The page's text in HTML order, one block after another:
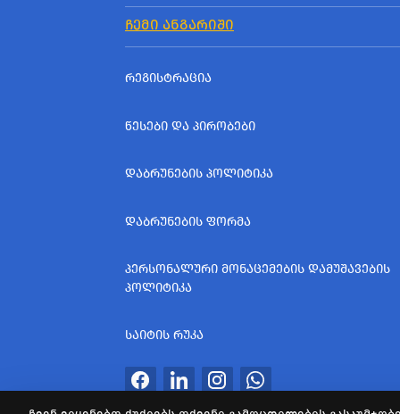
ᲩᲔᲛᲘ ᲐᲜᲒᲐᲠᲘᲨᲘ
ᲠᲔᲒᲘᲡᲢᲠᲐᲪᲘᲐ
ᲬᲔᲡᲔᲑᲘ ᲓᲐ ᲞᲘᲠᲝᲑᲔᲑᲘ
ᲓᲐᲑᲠᲣᲜᲔᲑᲘᲡ ᲞᲝᲚᲘᲢᲘᲙᲐ
ᲓᲐᲑᲠᲣᲜᲔᲑᲘᲡ ᲤᲝᲠᲛᲐ
ᲞᲔᲠᲡᲝᲜᲐᲚᲣᲠᲘ ᲛᲝᲜᲐᲪᲔᲛᲔᲑᲘᲡ ᲓᲐᲛᲣᲨᲐᲕᲔᲑᲘᲡ
ᲞᲝᲚᲘᲢᲘᲙᲐ
ᲡᲐᲘᲢᲘᲡ ᲠᲣᲙᲐ